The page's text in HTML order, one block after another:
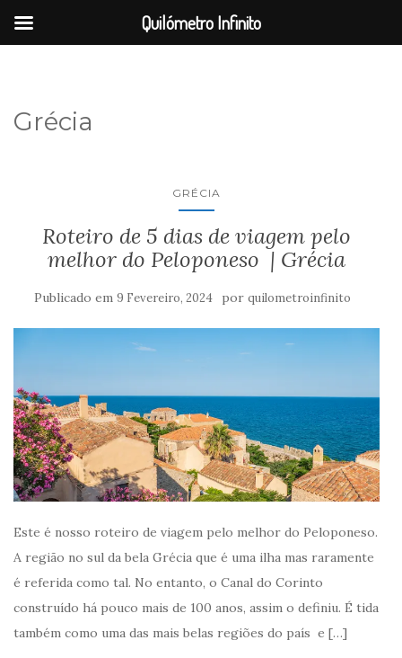
Grécia
GRÉCIA
Roteiro de 5 dias de viagem pelo
melhor do Peloponeso | Grécia
Publicado em 9 Fevereiro, 2024 por quilometroinfinito
Este é nosso roteiro de viagem pelo melhor do Peloponeso.
A região no sul da bela Grécia que é uma ilha mas raramente
é referida como tal. No entanto, o Canal do Corinto
construído há pouco mais de 100 anos, assim o definiu. É tida
também como uma das mais belas regiões do país e […]
Quilómetro Infinito